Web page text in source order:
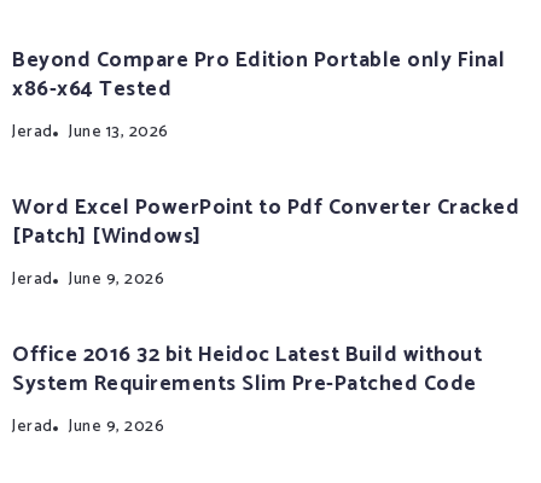
Beyond Compare Pro Edition Portable only Final
x86-x64 Tested
Jerad June 13, 2026
Word Excel PowerPoint to Pdf Converter Cracked
[Patch] [Windows]
Jerad June 9, 2026
Office 2016 32 bit Heidoc Latest Build without
System Requirements Slim Pre-Patched Code
Jerad June 9, 2026